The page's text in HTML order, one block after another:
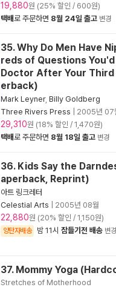
19,880원 (25% 할인 / 600원)
택배로 주문하면 8월 24일 출고 변경
35. Why Do Men Have
reds of Questions
Doctor After Your Third
erback)
Mark Leyner, Billy Goldberg
Three Rivers Press
2005년 07
29,310원 (18% 할인 / 1,470원)
택배로 주문하면 8월 18일 출고 변경
36. Kids Say the
aperback, Reprint)
아트 링크레터
Celestial Arts
2005년 08월
22,880원 (20% 할인 / 1,150원)
양탄자배송 밤 11시 잠들기전 배송 변경
37. Mommy Yoga
Stretches of Motherhood